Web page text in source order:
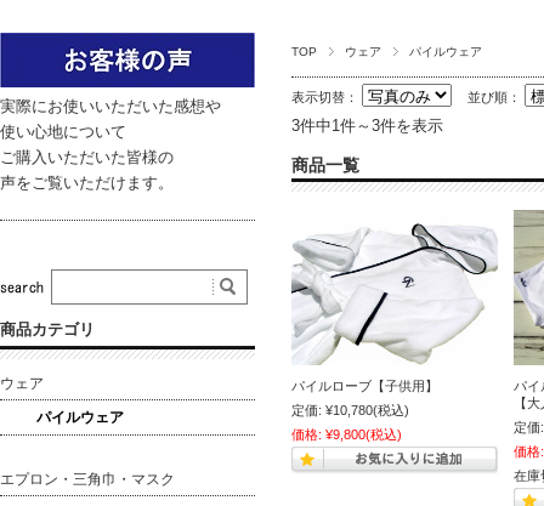
TOP ウェア パイルウェア
表示切替： 並び順：
3件中1件～3件を表示
商品一覧
パイルローブ【子供用】
定価: ¥10,780(税込)
価格: ¥9,800(税込)
パイ
【
定価:
価格:
在庫
実際にお使いいただいた感想や
使い心地について
ご購入いただいた皆様の
声をご覧いただけます。
商品カテゴリ
ウェア
パイルウェア
エプロン・三角巾・マスク